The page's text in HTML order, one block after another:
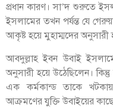
প্রধান কারণ। সা’দ শুরুতে
ইসলামের তখন পর্যন্ত যে
আকৃষ্ট হয়ে মুহাম্মদের অনুসারী
আবদুল্লাহ ইবন উবাই
অনুসারী হয়ে উঠেছিলেন।
এক কর্মকান্ড তাকে
আক্রমণের যুক্তি উবাইয়ের